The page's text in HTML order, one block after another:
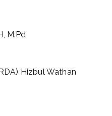
M.Pd
Hizbul Wathan